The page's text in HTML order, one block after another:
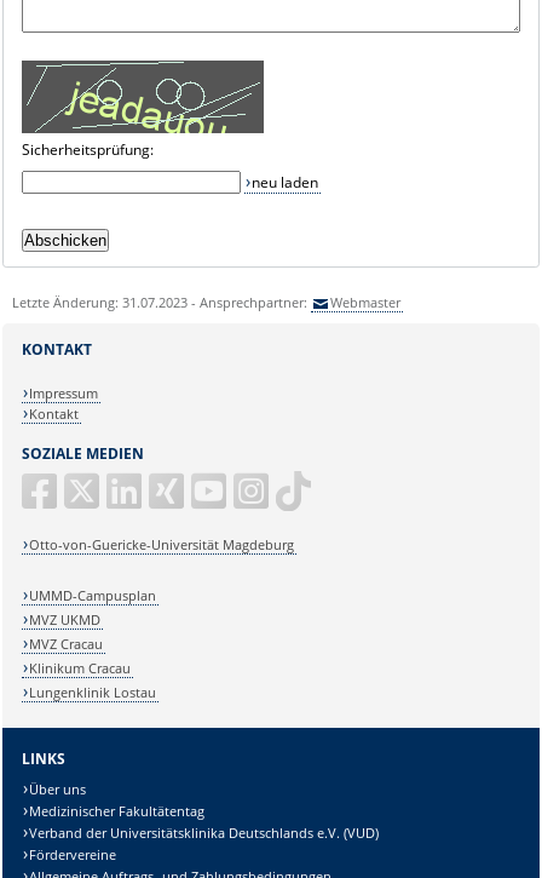
Sicherheitsprüfung:
neu laden
Letzte Änderung: 31.07.2023 - Ansprechpartner: Webmaster
SOZIALE MEDIEN
Otto-von-Guericke-Universität Magdeburg
KONTAKT
Impressum
Kontakt
UMMD-Campusplan
MVZ UKMD
MVZ Cracau
Klinikum Cracau
Lungenklinik Lostau
LINKS
Über uns
Medizinischer Fakultätentag
Verband der Universitätsklinika Deutschlands e.V. (VUD)
Fördervereine